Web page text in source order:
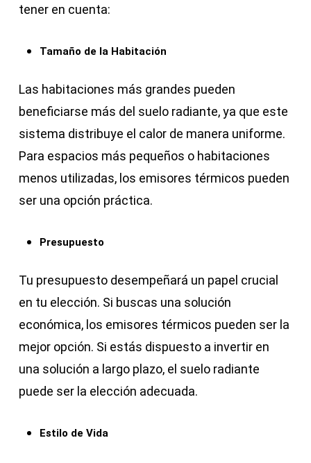
tener en cuenta:
Tamaño de la Habitación
Las habitaciones más grandes pueden
beneficiarse más del suelo radiante, ya que este
sistema distribuye el calor de manera uniforme.
Para espacios más pequeños o habitaciones
menos utilizadas, los emisores térmicos pueden
ser una opción práctica.
Presupuesto
Tu presupuesto desempeñará un papel crucial
en tu elección. Si buscas una solución
económica, los emisores térmicos pueden ser la
mejor opción. Si estás dispuesto a invertir en
una solución a largo plazo, el suelo radiante
puede ser la elección adecuada.
Estilo de Vida